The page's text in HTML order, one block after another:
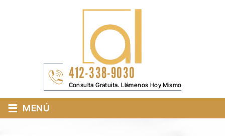
412-338-9030
Consulta Gratuita. Llámenos Hoy Mismo
≡ MENÚ